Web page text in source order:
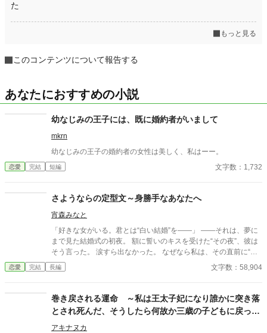
た
もっと見る
このコンテンツについて報告する
あなたにおすすめの小説
幼なじみの王子には、既に婚約者がいまして
mkrn
幼なじみの王子の婚約者の女性は美しく、私はーー。
恋愛 完結 短編 文字数：1,732
さようならの定型文～身勝手なあなたへ
宵森みなと
「好きな女がいる。君とは“白い結婚”を——」 ――それは、夢に
まで見た結婚式の初夜。 額に誓いのキスを受けた“その夜”、彼は
そう言った。 涙すら出なかった。 なぜなら私は、その直前に“前
世の記憶”を思い出したから。 ……よりによって、元・男の人生
を。 夫には白い結婚宣言、恋も砕け、初夜で絶望と救済で、目覚
だって、もう誰かに振り回されるなんて嫌。 慰謝料もらって悠々
自適なシングルライフ。 別居、自立して、左団扇の人生送ってみ
せますわ。 だけど元・夫も、従兄も、世間も――私を放ってはく
れないみたい？ 「……何それ、私の人生、まだ波乱あるの？」 は
恋愛 完結 長編 文字数：58,904
巻き戻される運命 ～私は王太子妃になり誰かに突き落
とされ死んだ、そうしたら何故か三歳の子どもに戻って
いた～
アキナヌカ